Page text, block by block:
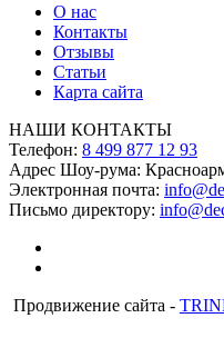
О нас
Контакты
Отзывы
Статьи
Карта сайта
НАШИ КОНТАКТЫ
Телефон: 8 499 877 12 93
Адрес Шоу-рума:
Электронная почта:
Письмо директору:
Продвижение сайта -